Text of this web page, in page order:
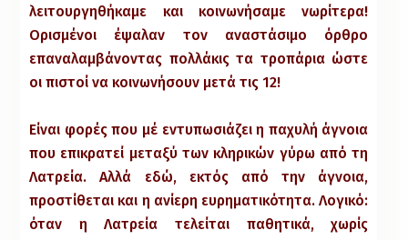
λειτουργηθήκαμε και κοινωνήσαμε νωρίτερα!
Ορισμένοι έψαλαν τον αναστάσιμο όρθρο
επαναλαμβάνοντας πολλάκις τα τροπάρια ώστε
οι πιστοί να κοινωνήσουν μετά τις 12!
Είναι φορές που μέ εντυπωσιάζει η παχυλή άγνοια
που επικρατεί μεταξύ των κληρικών γύρω από τη
Λατρεία. Αλλά εδώ, εκτός από την άγνοια,
προστίθεται και η ανίερη ευρηματικότητα. Λογικό:
όταν η Λατρεία τελείται παθητικά, χωρίς